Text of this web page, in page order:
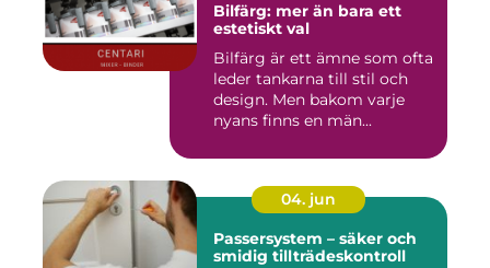
Bilfärg: mer än bara ett
estetiskt val
Bilfärg är ett ämne som ofta
leder tankarna till stil och
design. Men bakom varje
nyans finns en män...
04. jun
Passersystem – säker och
smidig tillträdeskontroll